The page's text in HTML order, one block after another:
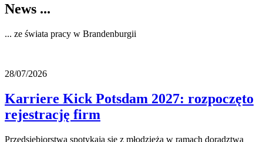
News ...
... ze świata pracy w Brandenburgii
28/07/2026
Karriere Kick Potsdam 2027: rozpoczęto
rejestrację firm
Przedsiębiorstwa spotykają się z młodzieżą w ramach doradztwa